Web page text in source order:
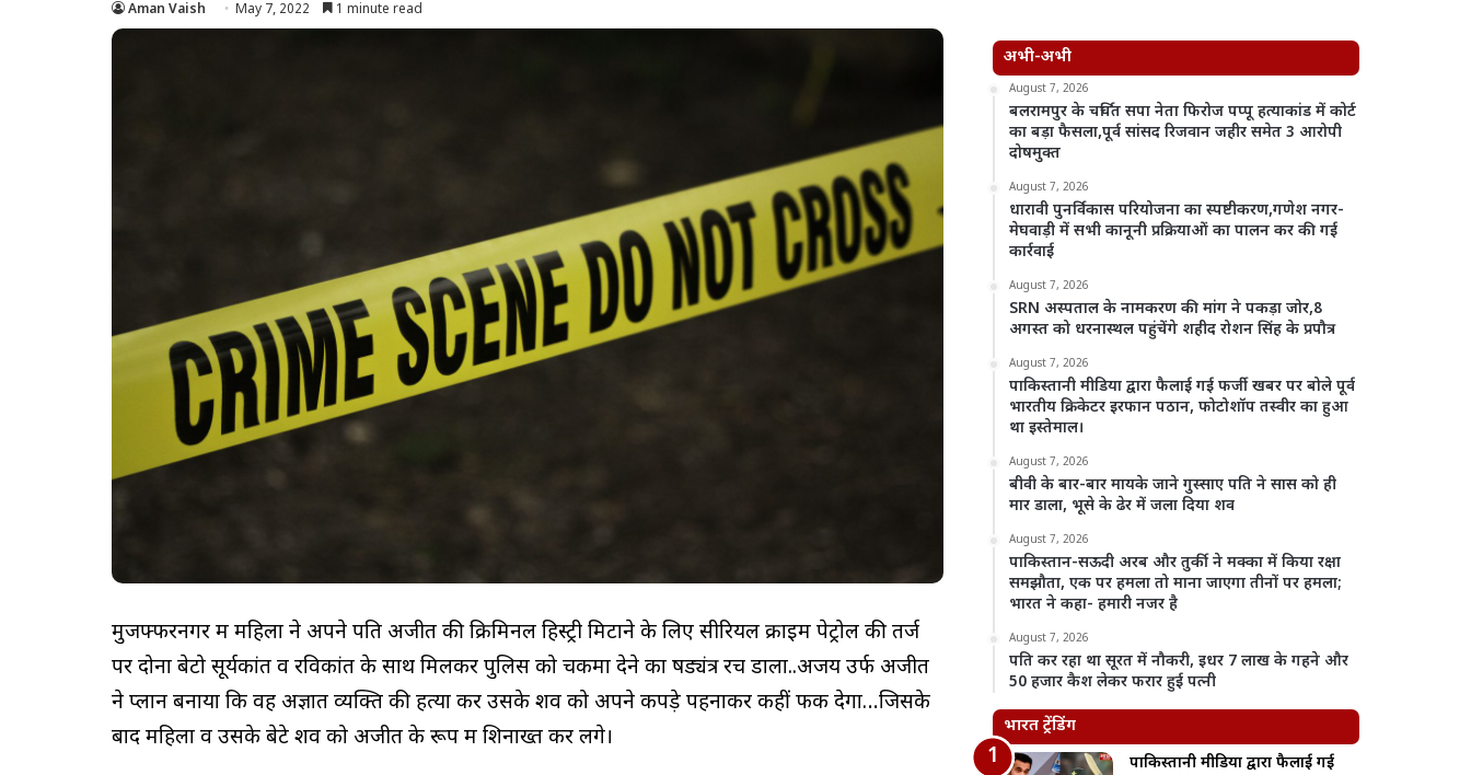
Aman Vaish May 7, 2022 1 minute read
मुजफ्फरनगर में महिला ने अपने पति अजीत की क्रिमिनल हिस्ट्री मिटाने के लिए सीरियल क्राइम पेट्रोल की तर्ज
पर दोनों बेटो सूर्यकांत व रविकांत के साथ मिलकर पुलिस को चकमा देने का षड्यंत्र रच डाला..अजय उर्फ अजीत
ने प्लान बनाया कि वह अज्ञात व्यक्ति की हत्या कर उसके शव को अपने कपड़े पहनाकर कहीं फेंक देगा…जिसके
बाद महिला व उसके बेटे शव को अजीत के रूप में शिनाख्त कर लेंगे।
अभी-अभी
August 7, 2026
बलरामपुर के चर्चित सपा नेता फिरोज पप्पू हत्याकांड में कोर्ट
का बड़ा फैसला,पूर्व सांसद रिजवान जहीर समेत 3 आरोपी
दोषमुक्त
August 7, 2026
धारावी पुनर्विकास परियोजना का स्पष्टीकरण,गणेश नगर-
मेघवाड़ी में सभी कानूनी प्रक्रियाओं का पालन कर की गई
कार्रवाई
August 7, 2026
SRN अस्पताल के नामकरण की मांग ने पकड़ा जोर,8
अगस्त को धरनास्थल पहुंचेंगे शहीद रोशन सिंह के प्रपौत्र
August 7, 2026
पाकिस्तानी मीडिया द्वारा फैलाई गई फर्जी खबर पर बोले पूर्व
भारतीय क्रिकेटर इरफान पठान, फोटोशॉप तस्वीर का हुआ
था इस्तेमाल।
August 7, 2026
बीवी के बार-बार मायके जाने गुस्साए पति ने सास को ही
मार डाला, भूसे के ढेर में जला दिया शव
August 7, 2026
पाकिस्तान-सऊदी अरब और तुर्की ने मक्का में किया रक्षा
समझौता, एक पर हमला तो माना जाएगा तीनों पर हमला;
भारत ने कहा- हमारी नजर है
August 7, 2026
पति कर रहा था सूरत में नौकरी, इधर 7 लाख के गहने और
50 हजार कैश लेकर फरार हुई पत्नी
भारत ट्रेंडिंग
पाकिस्तानी मीडिया द्वारा फैलाई गई